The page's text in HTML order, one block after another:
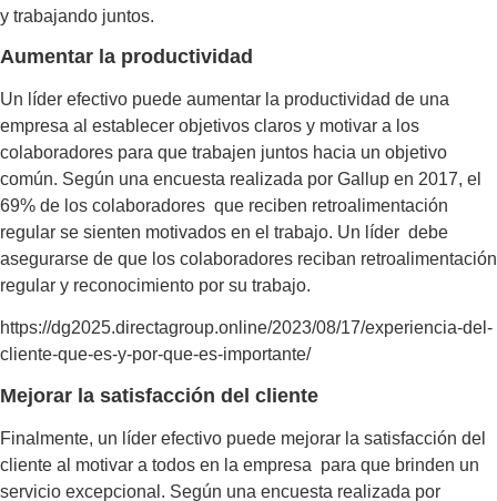
y trabajando juntos.
Aumentar la productividad
Un líder efectivo puede aumentar la productividad de una
empresa al establecer objetivos claros y motivar a los
colaboradores para que trabajen juntos hacia un objetivo
común. Según una encuesta realizada por Gallup en 2017, el
69% de los colaboradores que reciben retroalimentación
regular se sienten motivados en el trabajo. Un líder debe
asegurarse de que los colaboradores reciban retroalimentación
regular y reconocimiento por su trabajo.
https://dg2025.directagroup.online/2023/08/17/experiencia-del-
cliente-que-es-y-por-que-es-importante/
Mejorar la satisfacción del cliente
Finalmente, un líder efectivo puede mejorar la satisfacción del
cliente al motivar a todos en la empresa para que brinden un
servicio excepcional. Según una encuesta realizada por